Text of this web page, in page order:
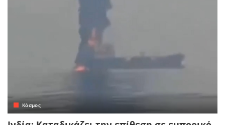
Κόσμος